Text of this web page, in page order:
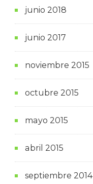
junio 2018
junio 2017
noviembre 2015
octubre 2015
mayo 2015
abril 2015
septiembre 2014